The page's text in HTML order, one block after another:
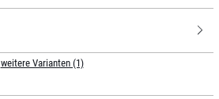
weitere Varianten (1)